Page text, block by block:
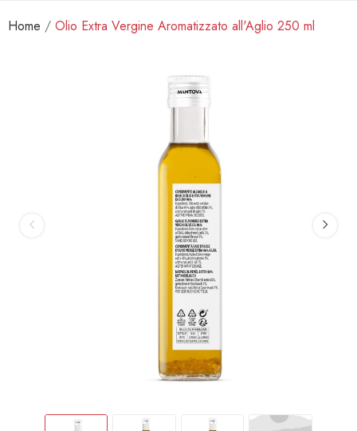
Home Olio Extra Vergine Aromatizzato all'Aglio 250 ml